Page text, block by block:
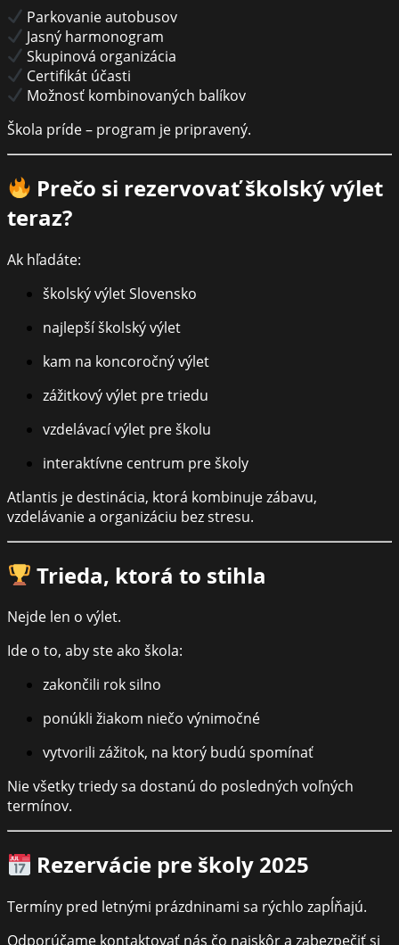
Parkovanie autobusov
Jasný harmonogram
Skupinová organizácia
Certifikát účasti
Možnosť kombinovaných balíkov
Škola príde – program je pripravený.
Prečo si rezervovať školský výlet
teraz?
Ak hľadáte:
školský výlet Slovensko
najlepší školský výlet
kam na koncoročný výlet
zážitkový výlet pre triedu
vzdelávací výlet pre školu
interaktívne centrum pre školy
Atlantis je destinácia, ktorá kombinuje zábavu,
vzdelávanie a organizáciu bez stresu.
Trieda, ktorá to stihla
Nejde len o výlet.
Ide o to, aby ste ako škola:
zakončili rok silno
ponúkli žiakom niečo výnimočné
vytvorili zážitok, na ktorý budú spomínať
Nie všetky triedy sa dostanú do posledných voľných
termínov.
Rezervácie pre školy 2025
Termíny pred letnými prázdninami sa rýchlo zapĺňajú.
Odporúčame kontaktovať nás čo najskôr a zabezpečiť si